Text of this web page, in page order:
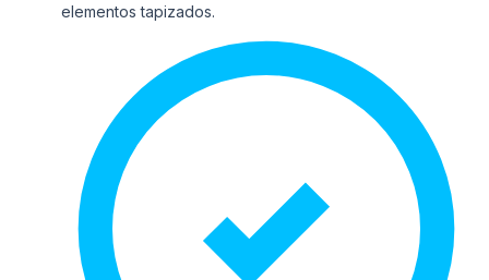
elementos tapizados.